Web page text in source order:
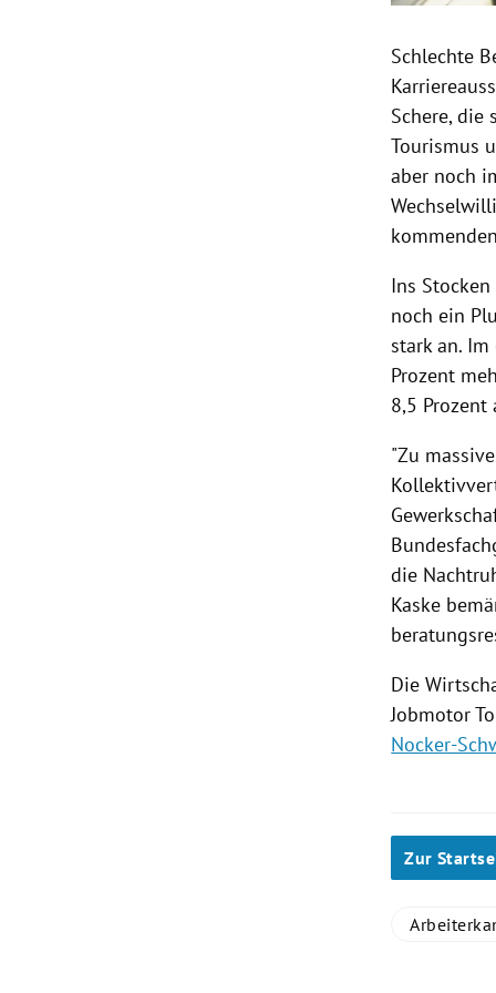
Schlechte
Schere, die
Tourismus
aber noch
Ins
noch ein
stark an.
Prozent
8,5
"Zu
die
Kaske
Die
Jobmotor
Nocker-
Zur